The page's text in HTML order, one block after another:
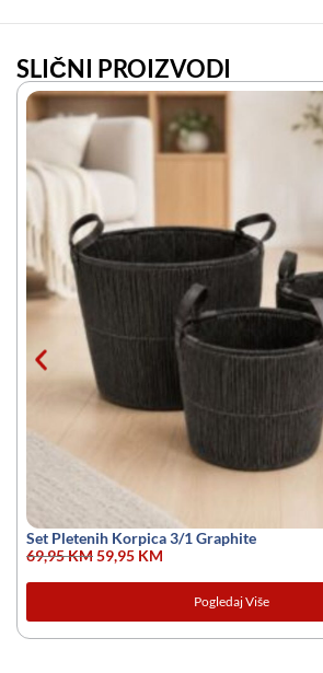
SLIČNI PROIZVODI
Set Pletenih Korpica 3/1 Graphite
69,95KM59,95 KM
Pogledaj Više